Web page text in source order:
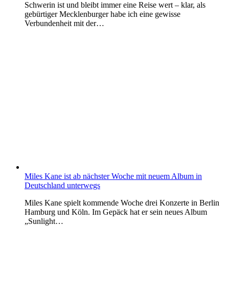
Schwerin ist und bleibt immer eine Reise wert – klar, als
gebürtiger Mecklenburger habe ich eine gewisse
Verbundenheit mit der…
Miles Kane ist ab nächster Woche mit neuem Album in
Deutschland unterwegs
Miles Kane spielt kommende Woche drei Konzerte in Berlin
Hamburg und Köln. Im Gepäck hat er sein neues Album
„Sunlight…